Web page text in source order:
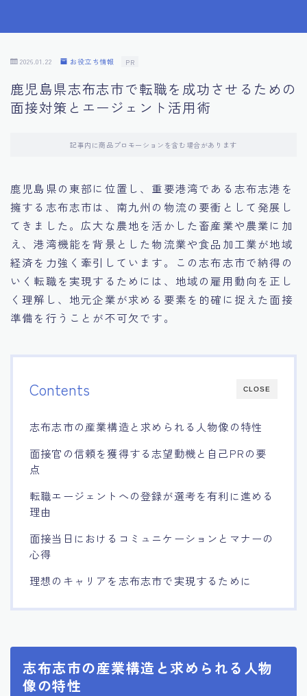
10.フィードバックを活用する方法
11.オンライン面接の成功への鍵
14.キャリアアップのための面接戦略
15.職場適応力をアピールする方法
16.エージェントと良好な関係を築く方法
17.面接でブランクを効果的に伝える方法
2026.01.22 お役立ち情報 PR
鹿児島県志布志市で転職を成功させるための
面接対策とエージェント活用術
記事内に商品プロモーションを含む場合があります
鹿児島県の東部に位置し、重要港湾である志布志港を
擁する志布志市は、南九州の物流の要衝として発展し
てきました。広大な農地を活かした畜産業や農業に加
え、港湾機能を背景とした物流業や食品加工業が地域
経済を力強く牽引しています。この志布志市で納得の
いく転職を実現するためには、地域の雇用動向を正し
く理解し、地元企業が求める要素を的確に捉えた面接
準備を行うことが不可欠です。
CLOSE
Contents
志布志市の産業構造と求められる人物像の特性
面接官の信頼を獲得する志望動機と自己PRの要
点
転職エージェントへの登録が選考を有利に進める
理由
面接当日におけるコミュニケーションとマナーの
心得
理想のキャリアを志布志市で実現するために
志布志市の産業構造と求められる人物
像の特性